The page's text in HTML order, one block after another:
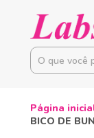
Página
BICO DE